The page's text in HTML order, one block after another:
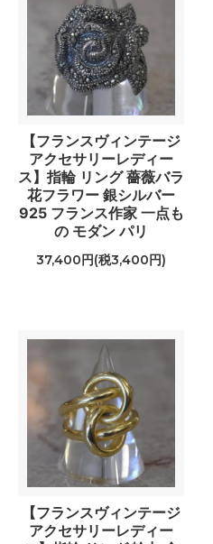
【フランスヴィンテージ
アクセサリーレディー
ス】指輪 リング 薔薇バラ
花フラワー 銀シルバー
925 フランス作家 一点も
の モダン パリ
37,400円(税3,400円)
【フランスヴィンテージ
アクセサリーレディー